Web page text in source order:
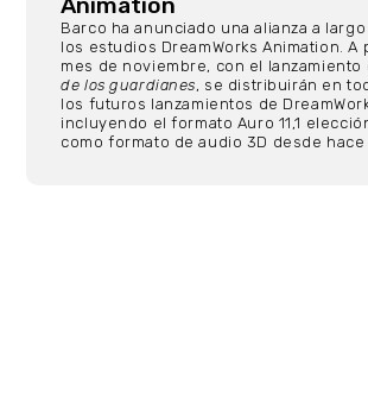
Barco ha anunciado una alianza a
los estudios DreamWorks Animation. A
mes de noviembre, con el
de los guardianes, se distribuirán en
los futuros lanzamientos de
incluyendo el formato Auro 11,1
como formato de audio 3D desde hace